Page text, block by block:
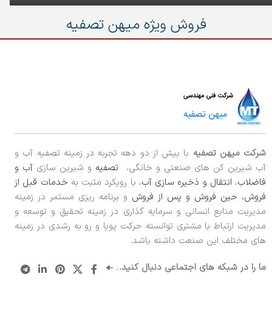
فروش ویژه میهن تصفیه
شرکت میهن تصفیه با بیش از دو دهه تجربه در زمینه تصفیه آب و
آب شیرین کن های صنعتی و خانگی،
تصفیه و شیرین سازی آب و
فاضلاب، انتقال و ذخیره سازی آب، با رویکرد مثبت به خدمات قبل از
فروش، حین فروش و پس از فروش و برنامه ریزی مستمر در زمینه
مدیریت منابع انسانی و سرمایه گذاری در زمینه تحقیق و توسعه و
مدیریت ارتباط با مشتری توانسته حرکت پویا و رو به رشدی در زمینه
های مختلف این صنعت داشته باشد.
ما را در شبکه های اجتماعی دنبال کنید...